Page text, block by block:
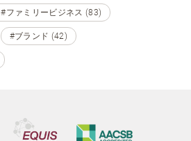
#ファミリービジネス (83)
#ブランド (42)